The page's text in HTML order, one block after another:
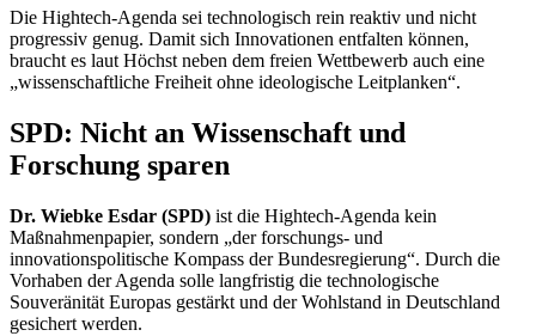
Die Hightech-Agenda sei technologisch rein reaktiv und nicht
progressiv genug. Damit sich Innovationen entfalten können,
braucht es laut Höchst neben dem freien Wettbewerb auch eine
„wissenschaftliche Freiheit ohne ideologische Leitplanken“.
SPD: Nicht an Wissenschaft und
Forschung sparen
Dr. Wiebke Esdar (SPD) ist die Hightech-Agenda kein
Maßnahmenpapier, sondern „der forschungs- und
innovationspolitische Kompass der Bundesregierung“. Durch die
Vorhaben der Agenda solle langfristig die technologische
Souveränität Europas gestärkt und der Wohlstand in Deutschland
gesichert werden.